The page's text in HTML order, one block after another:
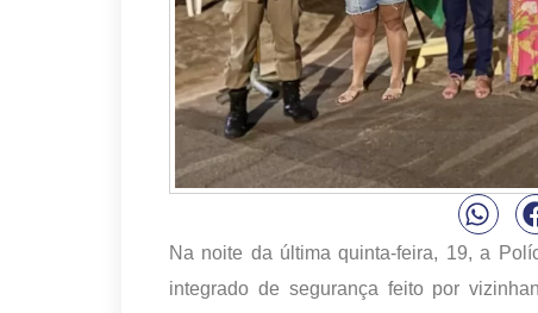
Na noite da última quinta-feira, 19, a
integrado de segurança feito por